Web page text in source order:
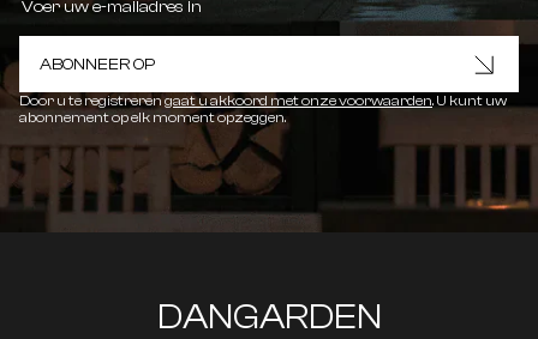
ABONNEER OP
Door u te registreren gaat u akkoord met onze voorwaarden. U kunt uw
abonnement op elk moment opzeggen.
DANGARDEN